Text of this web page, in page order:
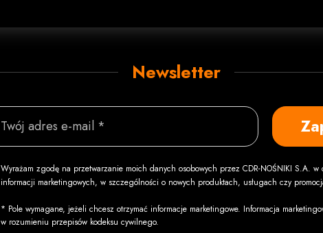
Newsletter
Twój adres e-mail *
Wyrażam zgodę na przetwarzanie moich danych osobowych przez CDR-NOŚNIKI S.A. w
informacji marketingowych, w szczególności o nowych produktach, usługach czy
* Pole wymagane, jeżeli chcesz otrzymać informacje marketingowe. Informacja
w rozumieniu przepisów kodeksu cywilnego.